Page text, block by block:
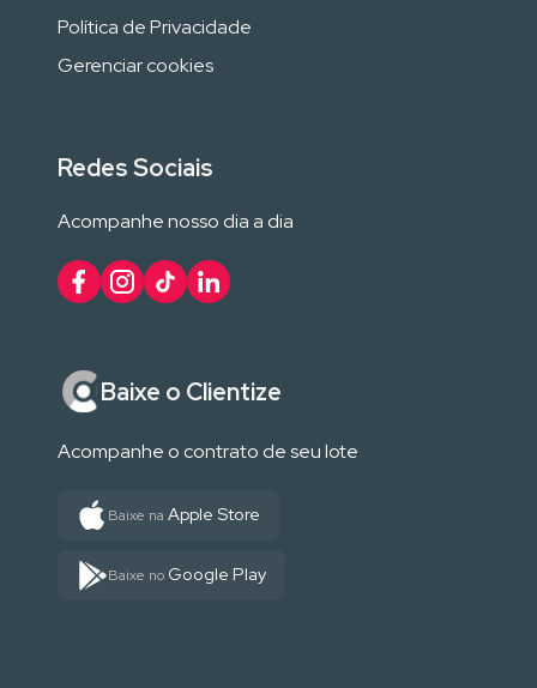
Política de Privacidade
Gerenciar cookies
Redes Sociais
Acompanhe nosso dia a dia
Baixe o Clientize
Acompanhe o contrato de seu lote
Baixe na Apple Store
Baixe no Google Play